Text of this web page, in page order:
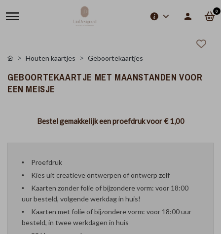
0
Houten kaartjes Geboortekaartjes
GEBOORTEKAARTJE MET MAANSTANDEN VOOR
EEN MEISJE
Bestel gemakkelijk een proefdruk voor€ 1,00
Proefdruk
Kies uit creatieve ontwerpen of ontwerp zelf
Kaarten zonder folie of bijzondere vorm: voor 18:00
uur besteld, volgende werkdag in huis!
Kaarten met folie of bijzondere vorm: voor 18:00 uur
besteld, in twee werkdagen in huis